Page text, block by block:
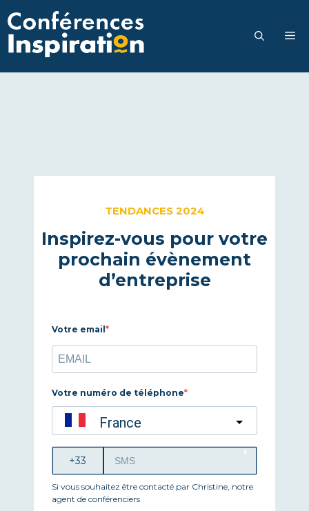
au
contenu
TENDANCES 2024
Inspirez-vous pour votre
prochain évènement
d’entreprise
Votre email
Votre numéro de téléphone
France
?
Si vous souhaitez être contacté par Christine, notre
agent de conférenciers